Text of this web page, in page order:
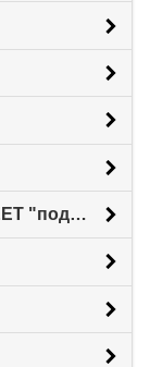
Пластиковая уличная мебель TWEET "под ротанг"